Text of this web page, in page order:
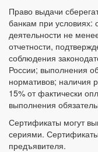
Право выдачи
банкам при условиях:
деятельности не
отчетности,
соблюдения
России; выполнения
нормативов; наличия
15% от фактически
выполнения
Сертификаты могут
сериями.
предъявителя.